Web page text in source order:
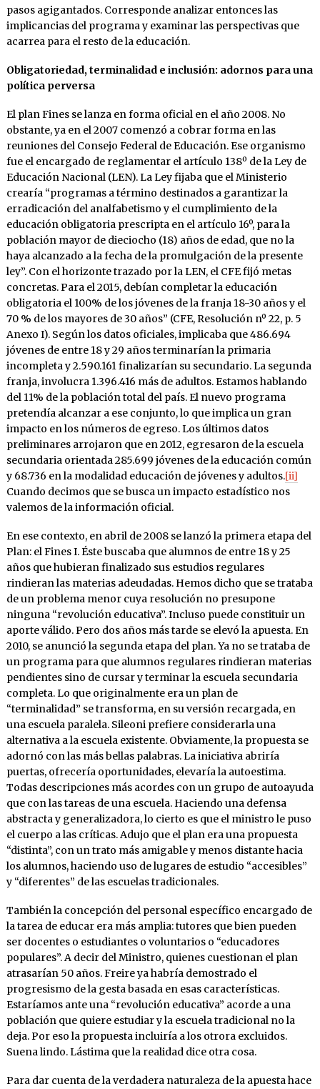
pasos agigantados. Corresponde analizar entonces las
implicancias del programa y examinar las perspectivas que
acarrea para el resto de la educación.
Obligatoriedad, terminalidad e inclusión: adornos para una
política perversa
El plan Fines se lanza en forma oficial en el año 2008. No
obstante, ya en el 2007 comenzó a cobrar forma en las
reuniones del Consejo Federal de Educación. Ese organismo
fue el encargado de reglamentar el artículo 138º de la Ley de
Educación Nacional (LEN). La Ley fijaba que el Ministerio
crearía “programas a término destinados a garantizar la
erradicación del analfabetismo y el cumplimiento de la
educación obligatoria prescripta en el artículo 16º, para la
población mayor de dieciocho (18) años de edad, que no la
haya alcanzado a la fecha de la promulgación de la presente
ley”. Con el horizonte trazado por la LEN, el CFE fijó metas
concretas. Para el 2015, debían completar la educación
obligatoria el 100% de los jóvenes de la franja 18-30 años y el
70 % de los mayores de 30 años” (CFE, Resolución nº 22, p. 5
Anexo I). Según los datos oficiales, implicaba que 486.694
jóvenes de entre 18 y 29 años terminarían la primaria
incompleta y 2.590.161 finalizarían su secundario. La segunda
franja, involucra 1.396.416 más de adultos. Estamos hablando
del 11% de la población total del país. El nuevo programa
pretendía alcanzar a ese conjunto, lo que implica un gran
impacto en los números de egreso. Los últimos datos
preliminares arrojaron que en 2012, egresaron de la escuela
secundaria orientada 285.699 jóvenes de la educación común
y 68.736 en la modalidad educación de jóvenes y adultos.[ii]
Cuando decimos que se busca un impacto estadístico nos
valemos de la información oficial.
En ese contexto, en abril de 2008 se lanzó la primera etapa del
Plan: el Fines I. Éste buscaba que alumnos de entre 18 y 25
años que hubieran finalizado sus estudios regulares
rindieran las materias adeudadas. Hemos dicho que se trataba
de un problema menor cuya resolución no presupone
ninguna “revolución educativa”. Incluso puede constituir un
aporte válido. Pero dos años más tarde se elevó la apuesta. En
2010, se anunció la segunda etapa del plan. Ya no se trataba de
un programa para que alumnos regulares rindieran materias
pendientes sino de cursar y terminar la escuela secundaria
completa. Lo que originalmente era un plan de
“terminalidad” se transforma, en su versión recargada, en
una escuela paralela. Sileoni prefiere considerarla una
alternativa a la escuela existente. Obviamente, la propuesta se
adornó con las más bellas palabras. La iniciativa abriría
puertas, ofrecería oportunidades, elevaría la autoestima.
Todas descripciones más acordes con un grupo de autoayuda
que con las tareas de una escuela. Haciendo una defensa
abstracta y generalizadora, lo cierto es que el ministro le puso
el cuerpo a las críticas. Adujo que el plan era una propuesta
“distinta”, con un trato más amigable y menos distante hacia
los alumnos, haciendo uso de lugares de estudio “accesibles”
y “diferentes” de las escuelas tradicionales.
También la concepción del personal específico encargado de
la tarea de educar era más amplia: tutores que bien pueden
ser docentes o estudiantes o voluntarios o “educadores
populares”. A decir del Ministro, quienes cuestionan el plan
atrasarían 50 años. Freire ya habría demostrado el
progresismo de la gesta basada en esas características.
Estaríamos ante una “revolución educativa” acorde a una
población que quiere estudiar y la escuela tradicional no la
deja. Por eso la propuesta incluiría a los otrora excluidos.
Suena lindo. Lástima que la realidad dice otra cosa.
Para dar cuenta de la verdadera naturaleza de la apuesta hace